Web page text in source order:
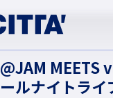
@JAM MEETS
ールナイトライ